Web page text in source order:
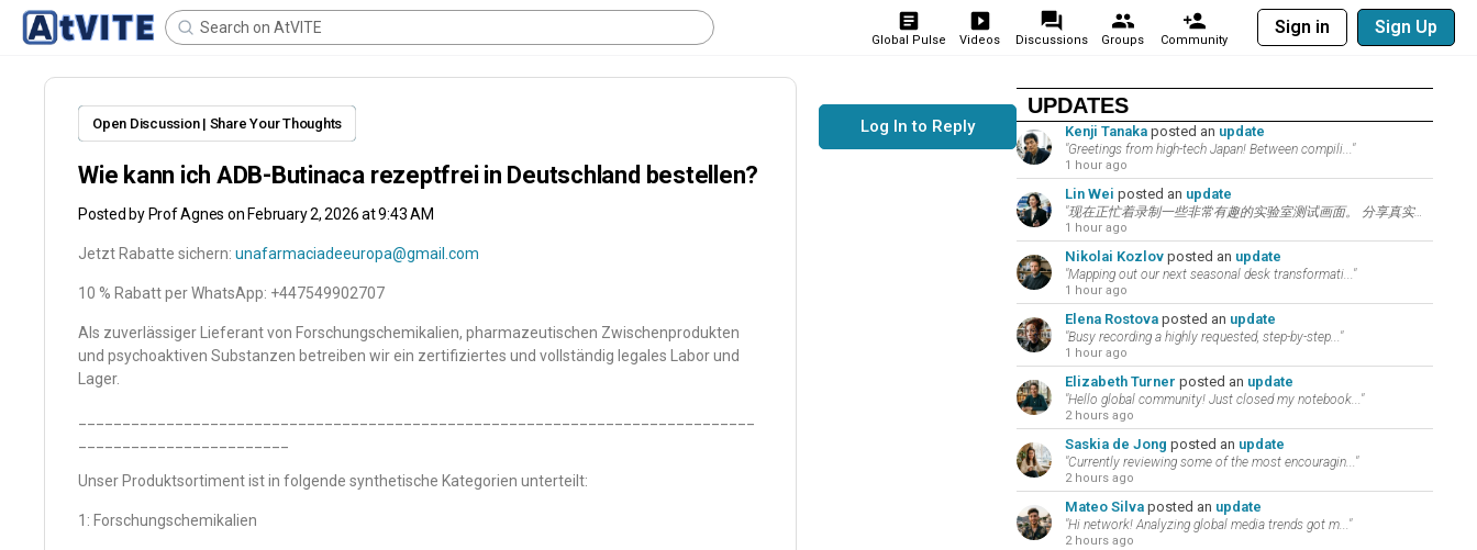
Global Pulse Videos Discussions Groups Community
Sign in Sign Up
Open Discussion | Share Your Thoughts
Wie kann ich ADB-Butinaca rezeptfrei in Deutschland bestellen?
Posted by Prof Agnes on February 2, 2026 at 9:43 AM
Jetzt Rabatte sichern: unafarmaciadeeuropa@gmail.com
10 % Rabatt per WhatsApp: +447549902707
Als zuverlässiger Lieferant von Forschungschemikalien, pharmazeutischen Zwischenprodukten
und psychoaktiven Substanzen betreiben wir ein zertifiziertes und vollständig legales Labor und
Lager.
Unser Produktsortiment ist in folgende synthetische Kategorien unterteilt:
1: Forschungschemikalien
Log In to Reply
UPDATES
Kenji Tanakaposted an update
"Greetings from high-tech Japan! Between compili..."
1 hour ago
Lin Wei posted an update
"现在正忙着录制一些非常有趣的实验室测试画面。 分享真实的数码评测是建立忠实科技社群的秘诀。 在..."
1 hour ago
Nikolai Kozlovposted an update
"Mapping out our next seasonal desk transformati..."
1 hour ago
Elena Rostovaposted an update
"Busy recording a highly requested, step-by-step..."
1 hour ago
Elizabeth Turner posted an update
"Hello global community! Just closed my notebook..."
2 hours ago
Saskia de Jong posted an update
"Currently reviewing some of the most encouragin..."
2 hours ago
Mateo Silvaposted an update
"Hi network! Analyzing global media trends got m..."
2 hours ago